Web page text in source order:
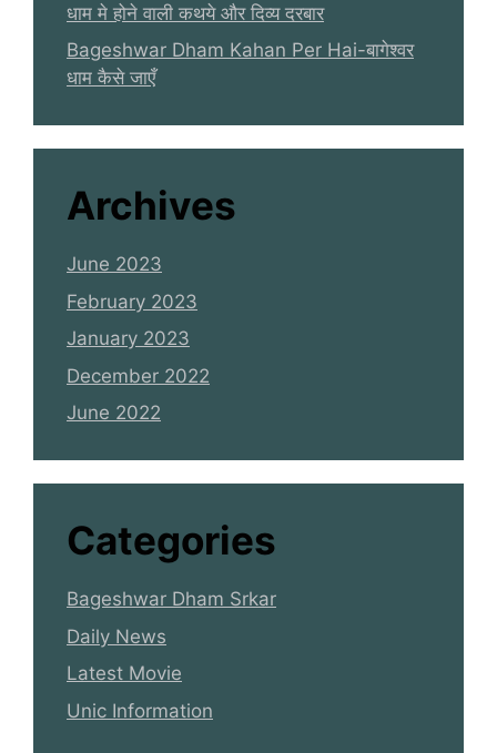
धाम मे होने वाली कथये और दिव्य दरबार
Bageshwar Dham Kahan Per Hai-बागेश्वर
धाम कैसे जाएँ
Archives
June 2023
February 2023
January 2023
December 2022
June 2022
Categories
Bageshwar Dham Srkar
Daily News
Latest Movie
Unic Information